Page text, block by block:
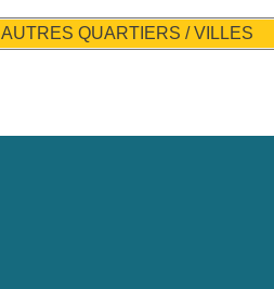
AUTRES QUARTIERS / VILLES